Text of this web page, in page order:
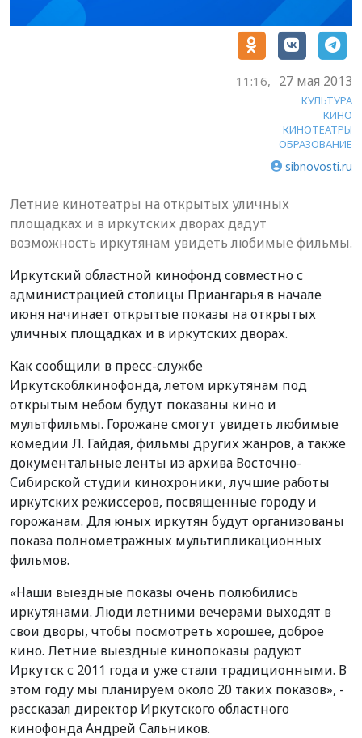
11:16, 27 мая 2013
КУЛЬТУРА
КИНО
КИНОТЕАТРЫ
ОБРАЗОВАНИЕ
sibnovosti.ru
Летние кинотеатры на открытых уличных
площадках и в иркутских дворах дадут
возможность иркутянам увидеть любимые фильмы.
Иркутский областной кинофонд совместно с
администрацией столицы Приангарья в начале
июня начинает открытые показы на открытых
уличных площадках и в иркутских дворах.
Как сообщили в пресс-службе
Иркутскоблкинофонда, летом иркутянам под
открытым небом будут показаны кино и
мультфильмы. Горожане смогут увидеть любимые
комедии Л. Гайдая, фильмы других жанров, а также
документальные ленты из архива Восточно-
Сибирской студии кинохроники, лучшие работы
иркутских режиссеров, посвященные городу и
горожанам. Для юных иркутян будут организованы
показа полнометражных мультипликационных
фильмов.
«Наши выездные показы очень полюбились
иркутянами. Люди летними вечерами выходят в
свои дворы, чтобы посмотреть хорошее, доброе
кино. Летние выездные кинопоказы радуют
Иркутск с 2011 года и уже стали традиционными. В
этом году мы планируем около 20 таких показов», -
рассказал директор Иркутского областного
кинофонда Андрей Сальников.